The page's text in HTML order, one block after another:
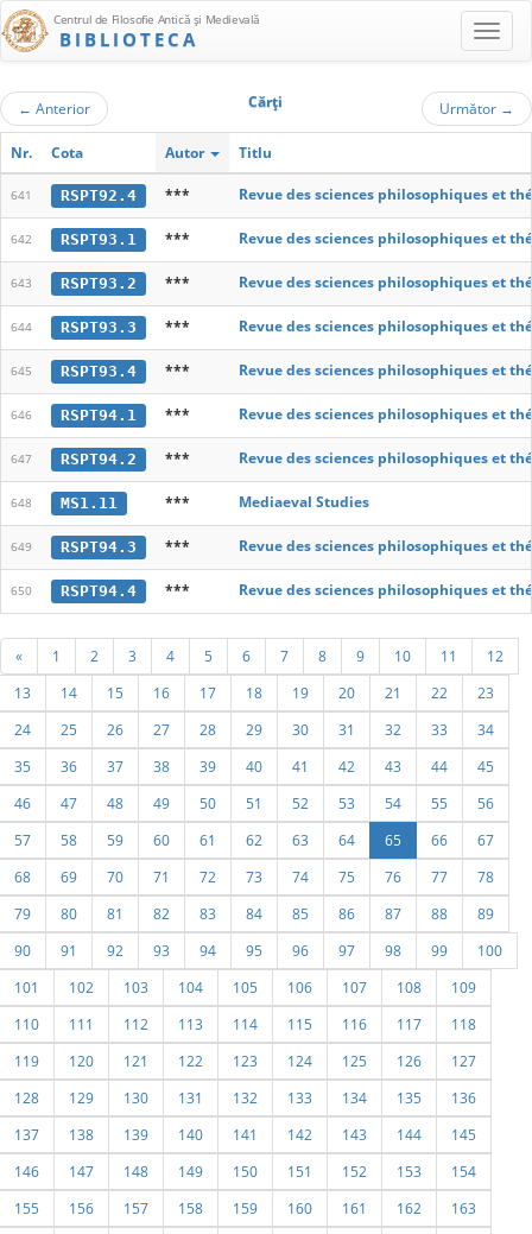
Centrul de Filosofie Antică şi Medievală
BIBLIOTECA
← Anterior Cărţi Următor →
Nr. Cota Autor Titlu
641 RSPT92.4 *** Revue des sciences philosophiques et
642 RSPT93.1 *** Revue des sciences philosophiques et
643 RSPT93.2 *** Revue des sciences philosophiques et
644 RSPT93.3 *** Revue des sciences philosophiques et
645 RSPT93.4 *** Revue des sciences philosophiques et
646 RSPT94.1 *** Revue des sciences philosophiques et
647 RSPT94.2 *** Revue des sciences philosophiques et
648 MS1.11 *** Mediaeval Studies
649 RSPT94.3 *** Revue des sciences philosophiques et
650 RSPT94.4 *** Revue des sciences philosophiques et
« 1 2 3 4 5 6 7 8 9 10 11
12
13
14 15 16 17 18 19 20 21 22
23
24
25 26 27 28 29 30 31 32 33
34
35
36 37 38 39 40 41 42 43 44
45
46
47 48 49 50 51 52 53 54 55
56
57
58 59 60 61 62 63 64 65 66
67
68
69 70 71 72 73 74 75 76 77
78
79
80 81 82 83 84 85 86 87 88
89
90
91 92 93 94 95 96 97 98 99
100
101
102 103 104 105 106 107 108
109
110
111 112 113 114 115 116 117
118
119
120 121 122 123 124 125 126
127
128
129 130 131 132 133 134 135
136
137
138 139 140 141 142 143 144
145
146
147 148 149 150 151 152 153
154
155
156 157 158 159 160 161 162
163